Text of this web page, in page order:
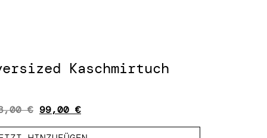
Kaschmirtuch
€ 99,00 €